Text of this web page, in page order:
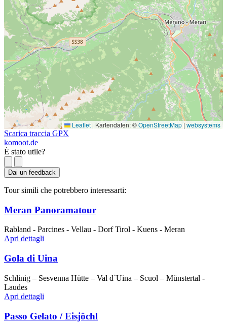
Leaflet | Kartendaten: ©OpenStreetMap | websystems
Scarica traccia GPX
komoot.de
È stato utile?
Dai un feedback
Tour simili che potrebbero interessarti:
Meran Panoramatour
Rabland - Parcines - Vellau - Dorf Tirol - Kuens - Meran
Apri dettagli
Gola di Uina
Schlinig – Sesvenna Hütte – Val d`Uina – Scuol – Münstertal -
Laudes
Apri dettagli
Passo Gelato / Eisjöchl